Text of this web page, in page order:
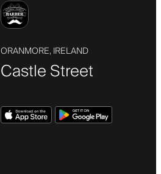
ORANMORE, IRELAND
Castle Street